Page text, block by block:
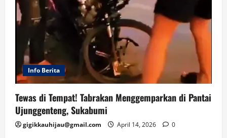
Info Berita
Tewas di Tempat! Tabrakan Menggemparkan di Pantai
Ujunggenteng, Sukabumi
gigikkauhijau@gmail.com April 14, 2026 0